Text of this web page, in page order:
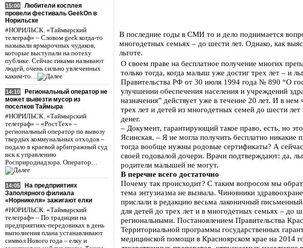
15:00
Любители косплея
провели фестиваль GeekOn в
Норильске
#НОРИЛЬСК. «Таймырский
телеграф» – Словом geek когда-то
называли ярмарочных чудаков,
которые выступали на потеху
публике. Сейчас гиками называют
людей, очень сильно увлеченных
каким-то…
14:10
Региональный оператор не
может вывезти мусор из
поселков Таймыра
#НОРИЛЬСК. «Таймырский
телеграф» – «РостТех» –
региональный оператор по вывозу
твердых коммунальных отходов –
подало в краевой арбитражный суд
иск к управлению
Росприроднадзора. Оператор…
14:05
На предприятиях
Заполярного филиала
«Норникеля» зажигают елки
#НОРИЛЬСК. «Таймырский
телеграф» – По традиции на
предприятиях-передовиках в день
выполнения плана устанавливают
символ Нового года – елку и
В последние годы в СМИ то и дело поднимается
многодетных семьях – до шести лет. Однако, как
льготе.
О своем праве на бесплатное получение многих
только тогда, когда малыш уже достиг трех лет – и
Правительства РФ от 30 июля 1994 года № 890 “О
улучшении обеспечения населения и учреждений
назначения” действует уже в течение 20 лет. И в
трех лет и детей из многодетных семей до шести
денег.
– Документ, гарантирующий такое право, есть, но
Ясинская. – Я не могла получить бесплатно
тогда вообще нужны родовые сертификаты? А
своей годовалой дочери. Врачи подтверждают: да,
родители малышей не могут.
В перечне всего достаточно
Почему так происходит? С таким вопросом мы
тема энтузиазма не вызвала. Чиновники
прислали в редакцию весьма лаконичный
для детей до трех лет и в многодетных семьях – до
региональными. Постановлением Правительства
Территориальной программы государственных
медицинской помощи в Красноярском крае на 2014